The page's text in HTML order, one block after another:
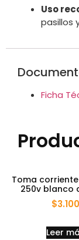
Uso
pasillos
Ficha
Toma
250v blanco
$3.100
Leer